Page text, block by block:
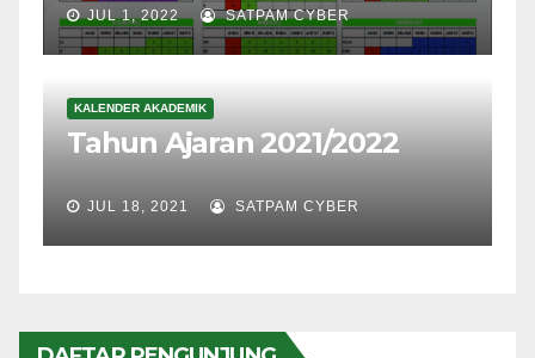
JUL 1, 2022 SATPAM CYBER
KALENDER AKADEMIK
Tahun Ajaran 2021/2022